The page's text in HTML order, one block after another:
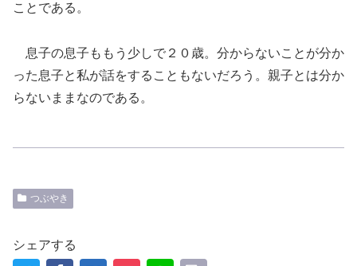
ことである。
息子の息子ももう少しで２０歳。分からないことが分か
った息子と私が話をすることもないだろう。親子とは分か
らないままなのである。
つぶやき
シェアする